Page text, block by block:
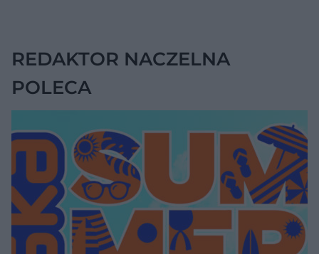
REDAKTOR NACZELNA
POLECA